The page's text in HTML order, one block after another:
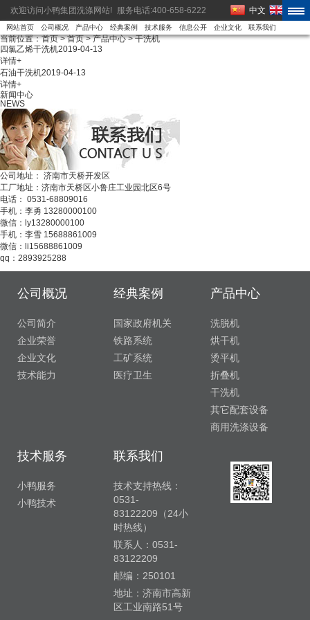
欢迎访问小鸭集团洗涤网站! 中文 EN
服务电话:400-658-6222
网站首页 公司概况 产品中心 经典案例 技术服务 信息公开 企业文化 联系我们
当前位置：首页>首页>产品中心>干洗机
四氯乙烯干洗机2019-04-13
详情+
石油干洗机2019-04-13
详情+
新闻中心
NEWS
公司地址： 济南市天桥开发区
工厂地址：济南市天桥区小鲁庄工业园北区6号
电话： 0531-68809016
手机：李勇 13280000100
微信：ly13280000100
手机：李雪 15688861009
微信：li15688861009
qq：2893925288
公司概况
公司简介
企业荣誉
企业文化
技术能力
经典案例
国家政府机关
铁路系统
工矿系统
医疗卫生
产品中心
洗脱机
烘干机
烫平机
折叠机
干洗机
其它配套设备
商用洗涤设备
技术服务
小鸭服务
小鸭技术
联系我们
技术支持热线：
0531-
83122209（24小
时热线）
联系人：0531-
83122209
邮编：250101
地址：济南市高新
区工业南路51号